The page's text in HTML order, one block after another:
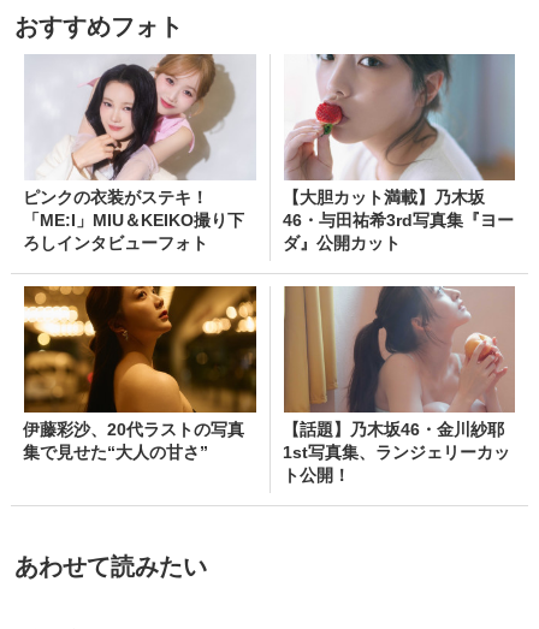
おすすめフォト
ピンクの衣装がステキ！
「ME:I」MIU＆KEIKO撮り下
ろしインタビューフォト
【大胆カット満載】乃木坂
46・与田祐希3rd写真集『ヨー
ダ』公開カット
伊藤彩沙、20代ラストの写真
集で見せた“大人の甘さ”
【話題】乃木坂46・金川紗耶
1st写真集、ランジェリーカッ
ト公開！
あわせて読みたい